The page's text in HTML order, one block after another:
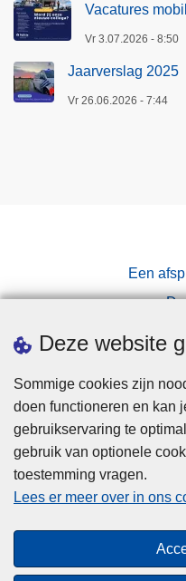
Deze website
Sommige cookies zijn
doen functioneren en kan
gebruikservaring te
gebruik van optionele
toestemming vragen.
Lees er meer over in ons
Vacatures
Vr 3.07.2026 - 8:50
Jaarverslag 2025
Vr 26.06.2026 - 7:44
Een